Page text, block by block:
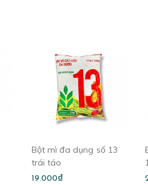
Bột mì đa dụng số 13
trái táo
19.000₫